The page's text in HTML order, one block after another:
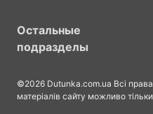
Остальные
подразделы
©2026 Dutunka.com.ua Всі
матеріалів сайту можливо